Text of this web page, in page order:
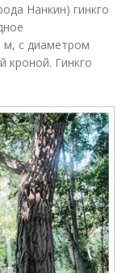
Нанкин) гинкго
м, с диаметром
кроной. Гинкго